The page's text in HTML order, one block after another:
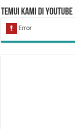
Temui Kami di YouTube